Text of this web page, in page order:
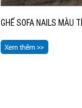
GHẾ SOFA NAILS MÀU